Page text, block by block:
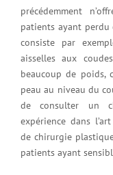
précédemment
patients ayant perdu
consiste par
aisselles aux
beaucoup de poids,
peau au niveau du
de consulter un
expérience dans
de chirurgie
patients ayant